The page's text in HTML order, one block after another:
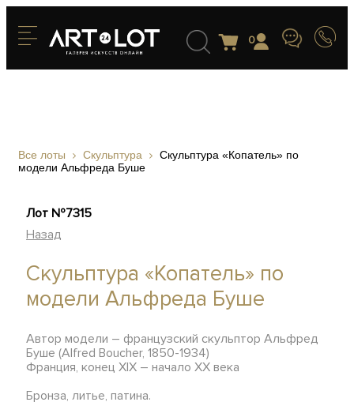
0
Все лоты Скульптура
Скульптура «Копатель» по
модели Альфреда Буше
Лот №7315
Назад
Скульптура «Копатель» по
модели Альфреда Буше
Автор модели – французский скульптор Альфред
Буше (Alfred Boucher, 1850-1934)
Франция, конец XIX – начало ХХ века
Бронза, литье, патина.